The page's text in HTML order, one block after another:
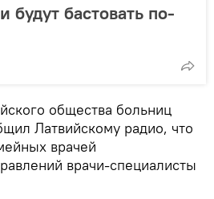
бастовать по-
общества больниц
Латвийскому радио, что
врачей
врачи-специалисты